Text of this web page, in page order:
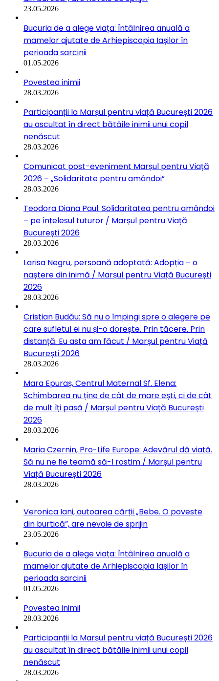
23.05.2026
Bucuria de a alege viața: Întâlnirea anuală a
mamelor ajutate de Arhiepiscopia Iașilor în
perioada sarcinii
01.05.2026
Povestea inimii
28.03.2026
Participanții la Marșul pentru viață București 2026
au ascultat în direct bătăile inimii unui copil
nenăscut
28.03.2026
Comunicat post-eveniment Marșul pentru Viață
2026 – „Solidaritate pentru amândoi”
28.03.2026
Teodora Diana Paul: Solidaritatea pentru amândoi
– pe înțelesul tuturor / Marșul pentru Viață
București 2026
28.03.2026
Larisa Negru, persoană adoptată: Adopția – o
naștere din inimă / Marșul pentru Viață București
2026
28.03.2026
Cristian Budău: Să nu o împingi spre o alegere pe
care sufletul ei nu și-o dorește. Prin tăcere. Prin
distanță. Eu asta am făcut / Marșul pentru Viață
București 2026
28.03.2026
Mara Epuraș, Centrul Maternal Sf. Elena:
Schimbarea nu ține de cât de mare ești, ci de cât
de mult îți pasă / Marșul pentru Viață București
2026
28.03.2026
Maria Czernin, Pro-Life Europe: Adevărul dă viață.
Să nu ne fie teamă să-l rostim / Marșul pentru
Viață București 2026
28.03.2026
Veronica Iani, autoarea cărții „Bebe. O poveste
din burtică”, are nevoie de sprijin
23.05.2026
Bucuria de a alege viața: Întâlnirea anuală a
mamelor ajutate de Arhiepiscopia Iașilor în
perioada sarcinii
01.05.2026
Povestea inimii
28.03.2026
Participanții la Marșul pentru viață București 2026
au ascultat în direct bătăile inimii unui copil
nenăscut
28.03.2026